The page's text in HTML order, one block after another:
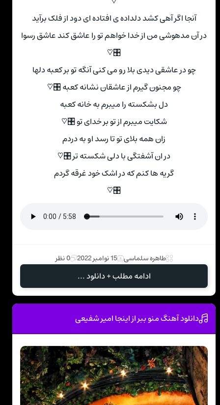
آنجا اگر آهی کشد دلداده ی افتاده ای دود از فلک برآید
در آن مدهوشی من از خدا خواهم تو را عاشق کند عاشق رسوا
🎛♡
چو در عاشقی دیدی بلا رو می کنی آنگه تو بر کعبه دلها
چو مجنون گیرم از عاشقان نشانه کعبه 🎛♡
دل بشکسته را میبرم به خانه کعبه
شکایت میبرم از تو بر خدای تو 🎛♡
زان همه بلای تو تا رسد او به دردم
در ان آشفتگی با دلی شکسته تر 🎛♡
گریه ها کنم که در اشک خود غرقه گردم
🎛♡
طاهره سلماسی 15 نوامبر 2022 0 نظر
ادامه مطلب + دانلود ...
دانلود آهنگ منو ببر از اینجا امیر شفیعی